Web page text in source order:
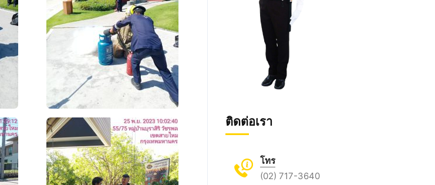
ติดต่อเรา
โทร
(02) 717-3640